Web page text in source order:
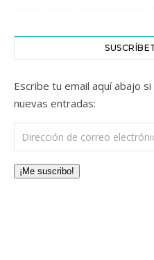
Escribe tu email aquí abajo
nuevas entradas:
Dirección de correo
¡Me suscribo!